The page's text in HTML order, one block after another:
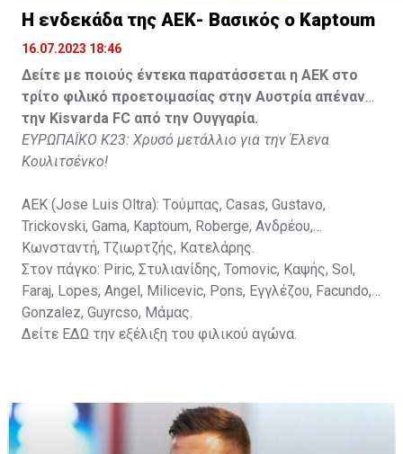
Lippai, Alic, Kormendi, Makowski, Czekus, Ilievski,
Spasic.
Στον πάγκο: Petkovic, Cipetic, Kovasic, Jovicic, Szeles,
Vida, Otvos, Lucas, Camas, Mesanovic.
H ενδεκάδα της ΑΕΚ- Βασικός ο Kaptoum
16.07.2023 18:46
Δείτε με ποιούς έντεκα παρατάσσεται η ΑΕΚ στο
τρίτο φιλικό προετοιμασίας στην Αυστρία απέναντι
την Kisvarda FC από την Ουγγαρία.
ΕΥΡΩΠΑΪΚΟ Κ23: Χρυσό μετάλλιο για την Έλενα
Κουλιτσένκο!
ΑΕΚ (Jose Luis Oltra): Tούμπας, Casas, Gustavo,
Trickovski, Gama, Κaptoum, Roberge, Aνδρέου,
Κωνσταντή, Τζιωρτζής, Κατελάρης.
Στον πάγκο: Piric, Στυλιανίδης, Tomovic, Καψής, Sol,
Faraj, Lopes, Angel, Milicevic, Pons, Εγγλέζου, Facundo,
Gonzalez, Guyrcso, Μάμας.
Δείτε ΕΔΩ την εξέλιξη του φιλικού αγώνα.